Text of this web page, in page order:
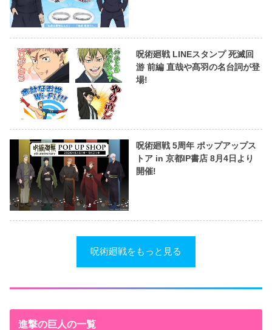
呪術廻戦 LINEスタンプ 死滅回
游 前編 直哉や髙羽の名台詞が登
場!
呪術廻戦 5周年 ポップアップス
トア in 京都IP書店 8月4日より
開催!
呪術廻戦をもっと見る
進撃の巨人の一覧